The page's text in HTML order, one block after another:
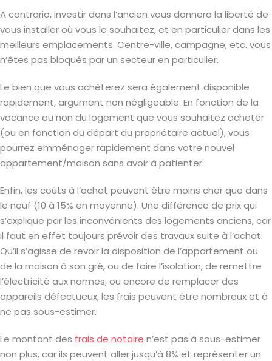
A contrario, investir dans l’ancien vous donnera la liberté de
vous installer où vous le souhaitez, et en particulier dans les
meilleurs emplacements. Centre-ville, campagne, etc. vous
n’êtes pas bloqués par un secteur en particulier.
Le bien que vous achèterez sera également disponible
rapidement, argument non négligeable. En fonction de la
vacance ou non du logement que vous souhaitez acheter
(ou en fonction du départ du propriétaire actuel), vous
pourrez emménager rapidement dans votre nouvel
appartement/maison sans avoir à patienter.
Enfin, les coûts à l’achat peuvent être moins cher que dans
le neuf (10 à 15% en moyenne). Une différence de prix qui
s’explique par les inconvénients des logements anciens, car
il faut en effet toujours prévoir des travaux suite à l’achat.
Qu’il s’agisse de revoir la disposition de l’appartement ou
de la maison à son gré, ou de faire l’isolation, de remettre
l’électricité aux normes, ou encore de remplacer des
appareils défectueux, les frais peuvent être nombreux et à
ne pas sous-estimer.
Le montant des frais de notaire n’est pas à sous-estimer
non plus, car ils peuvent aller jusqu’à 8% et représenter un